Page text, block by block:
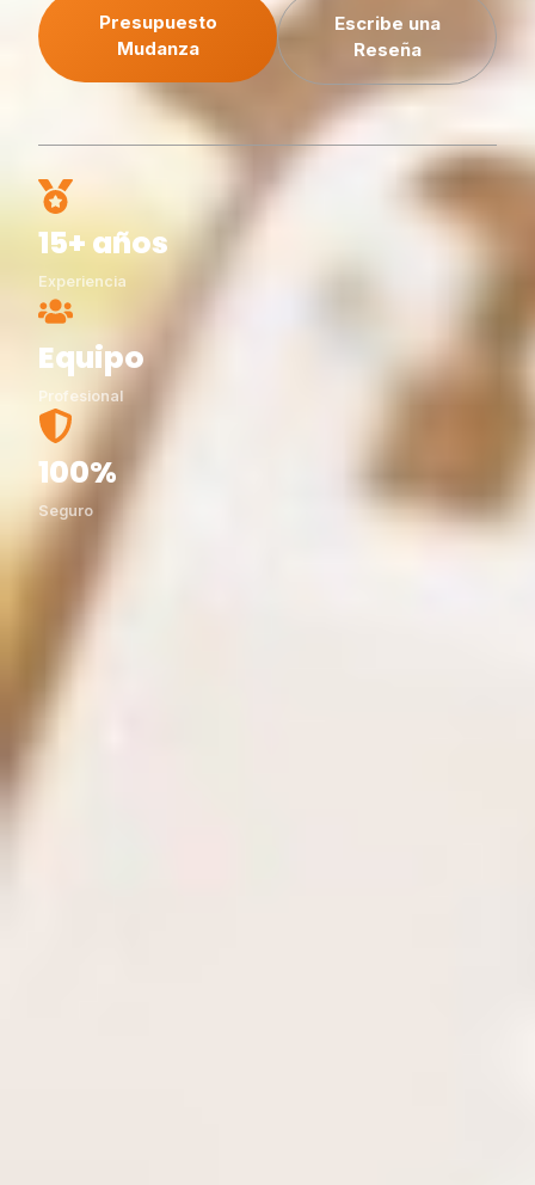
Presupuesto
Mudanza
Escribe una
Reseña
15+ años
Experiencia
Equipo
Profesional
100%
Seguro